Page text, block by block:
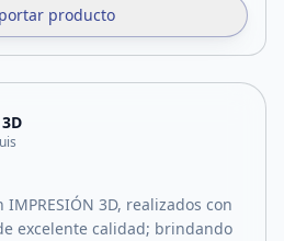
producto
3D, realizados con
excelente calidad; brindando